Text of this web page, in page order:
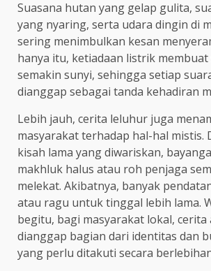
Suasana hutan yang gelap gulita,
yang nyaring, serta udara dingin di
sering menimbulkan kesan
hanya itu, ketiadaan listrik membuat
semakin sunyi, sehingga setiap
dianggap sebagai tanda kehadiran
Lebih jauh, cerita leluhur juga
masyarakat terhadap hal-hal mistis.
kisah lama yang diwariskan,
makhluk halus atau roh penjaga
melekat. Akibatnya, banyak
atau ragu untuk tinggal lebih lama.
begitu, bagi masyarakat lokal, cerita
dianggap bagian dari identitas dan
yang perlu ditakuti secara